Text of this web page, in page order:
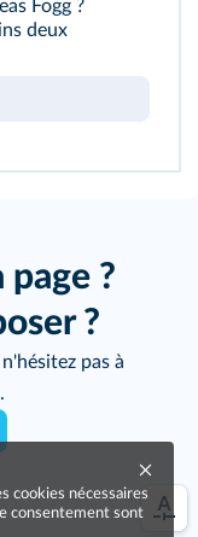
Fogg ?
deux
page ?
?
pas à
cookies nécessaires
consentement sont